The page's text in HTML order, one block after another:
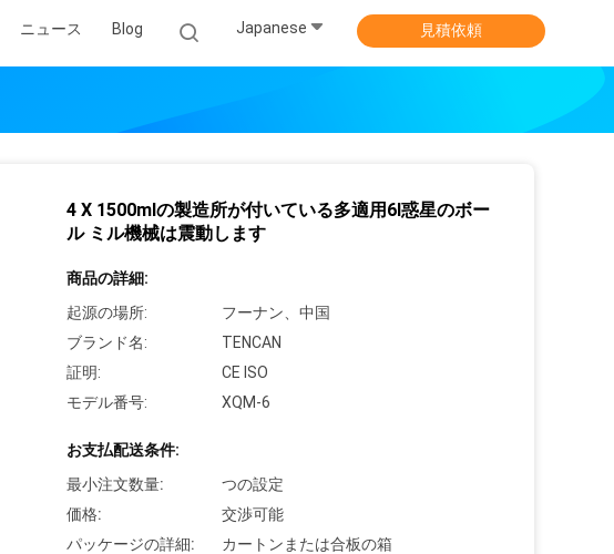
ニュース Blog Japanese 見積依頼
4 X 1500mlの製造所が付いている多適用6l惑星のボー
ル ミル機械は震動します
商品の詳細:
起源の場所:
フーナン、中国
ブランド名:
TENCAN
証明:
CE ISO
モデル番号:
XQM-6
お支払配送条件:
最小注文数量:
つの設定
価格:
交渉可能
パッケージの詳細:
カートンまたは合板の箱